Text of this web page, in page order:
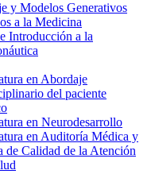
y Modelos Generativos
a la Medicina
Introducción a la
en Abordaje
del paciente
en Neurodesarrollo
en Auditoría Médica y
de Calidad de la Atención